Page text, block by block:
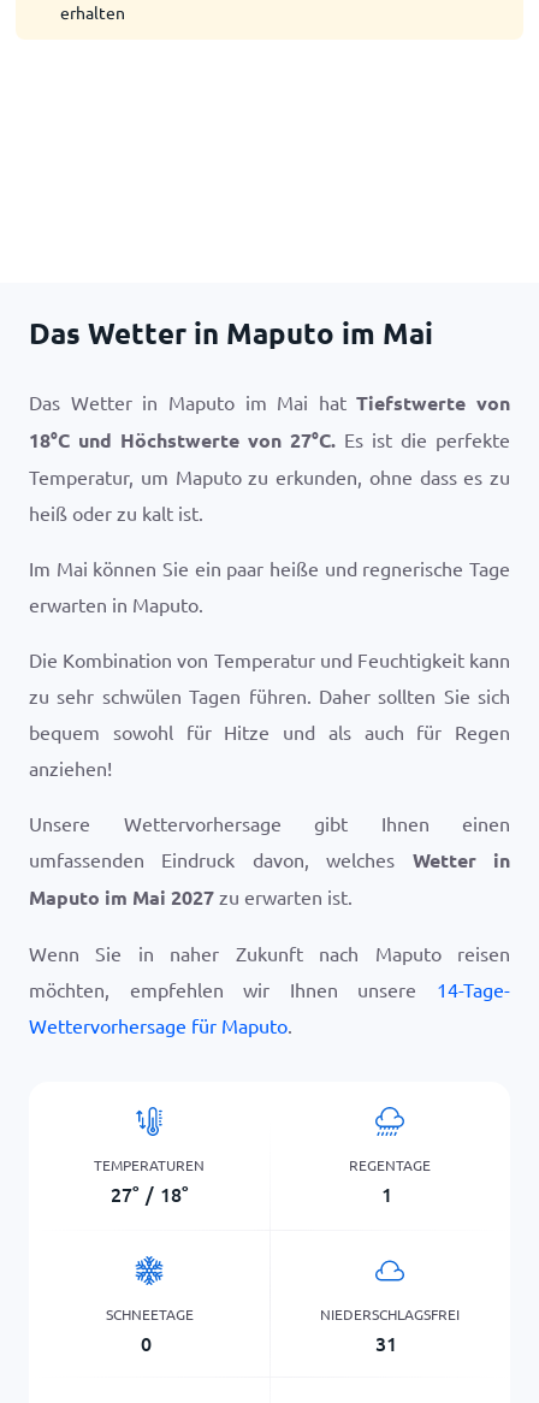
erhalten
Das Wetter in Maputo im Mai
Das Wetter in Maputo im Mai hatTiefstwerte von
18°C und Höchstwerte von 27°C. Es ist die perfekte
Temperatur, um Maputo zu erkunden, ohne dass es zu
heiß oder zu kalt ist.
Im Mai können Sie ein paar heiße und regnerische Tage
erwarten in Maputo.
Die Kombination von Temperatur und Feuchtigkeit kann
zu sehr schwülen Tagen führen. Daher sollten Sie sich
bequem sowohl für Hitze und als auch für Regen
anziehen!
Unsere Wettervorhersage gibt Ihnen einen
umfassenden Eindruck davon, welches Wetter in
Maputo im Mai 2027 zu erwarten ist.
Wenn Sie in naher Zukunft nach Maputo reisen
möchten, empfehlen wir Ihnen unsere 14-Tage-
Wettervorhersage für Maputo.
TEMPERATUREN
27° / 18°
REGENTAGE
1
SCHNEETAGE
0
NIEDERSCHLAGSFREI
31